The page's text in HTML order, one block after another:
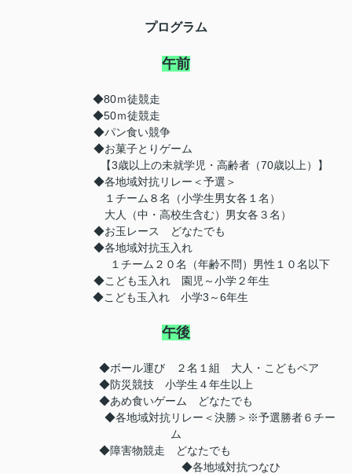
プログラム
午前
◆80ｍ徒競走
◆50ｍ徒競走
◆パン食い競争
◆お菓子とりゲーム
【3歳以上の未就学児・高齢者（70歳以上）】
◆各地域対抗リレー＜予選＞
１チーム８名（小学生男女各１名）
大人（中・高校生含む）男女各３名）
◆お玉レース どなたでも
◆各地域対抗玉入れ
１チーム２０名（年齢不問）男性１０名以下
◆こども玉入れ 園児～小学２年生
◆こども玉入れ 小学3～6年生
午後
◆ボール運び ２名１組 大人・こどもペア
◆防災競技 小学生４年生以上
◆あめ食いゲーム どなたでも
◆各地域対抗リレー＜決勝＞※予選勝者６チー
ム
◆障害物競走 どなたでも
◆各地域対抗つなひ